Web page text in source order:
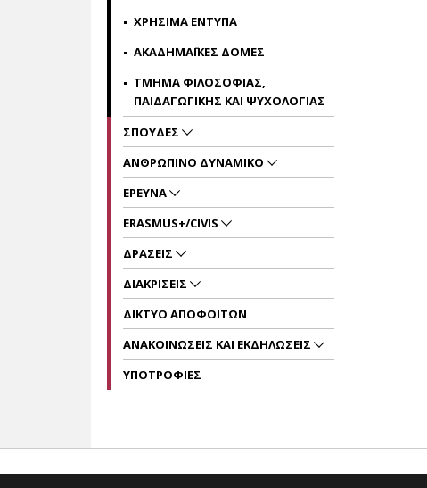
ΧΡΗΣΙΜΑ ΕΝΤΥΠΑ
ΑΚΑΔΗΜΑΪΚΕΣ ΔΟΜΕΣ
ΤΜΗΜΑ ΦΙΛΟΣΟΦΙΑΣ,
ΠΑΙΔΑΓΩΓΙΚΗΣ ΚΑΙ ΨΥΧΟΛΟΓΙΑΣ
ΣΠΟΥΔΕΣ
ΑΝΘΡΩΠΙΝΟ ΔΥΝΑΜΙΚΟ
ΕΡΕΥΝΑ
ERASMUS+/CIVIS
ΔΡΑΣΕΙΣ
ΔΙΑΚΡΙΣΕΙΣ
ΔΙΚΤΥΟ ΑΠΟΦΟΙΤΩΝ
ΑΝΑΚΟΙΝΩΣΕΙΣ ΚΑΙ ΕΚΔΗΛΩΣΕΙΣ
ΥΠΟΤΡΟΦΙΕΣ